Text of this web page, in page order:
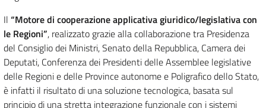
Il “Motore di cooperazione applicativa giuridico/legislativa con
le Regioni”, realizzato grazie alla collaborazione tra Presidenza
del Consiglio dei Ministri, Senato della Repubblica, Camera dei
Deputati, Conferenza dei Presidenti delle Assemblee legislative
delle Regioni e delle Province autonome e Poligrafico dello Stato,
è infatti il risultato di una soluzione tecnologica, basata sul
principio di una stretta integrazione funzionale con i sistemi